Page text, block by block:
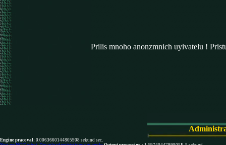
Prilis mnoho anonzmnich uyivatelu !
Engine pracoval: 0.0063660144805908 sekund sec.